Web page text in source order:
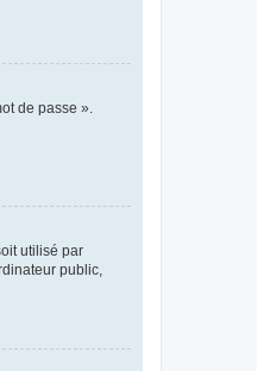
de passe ».
utilisé par
public,